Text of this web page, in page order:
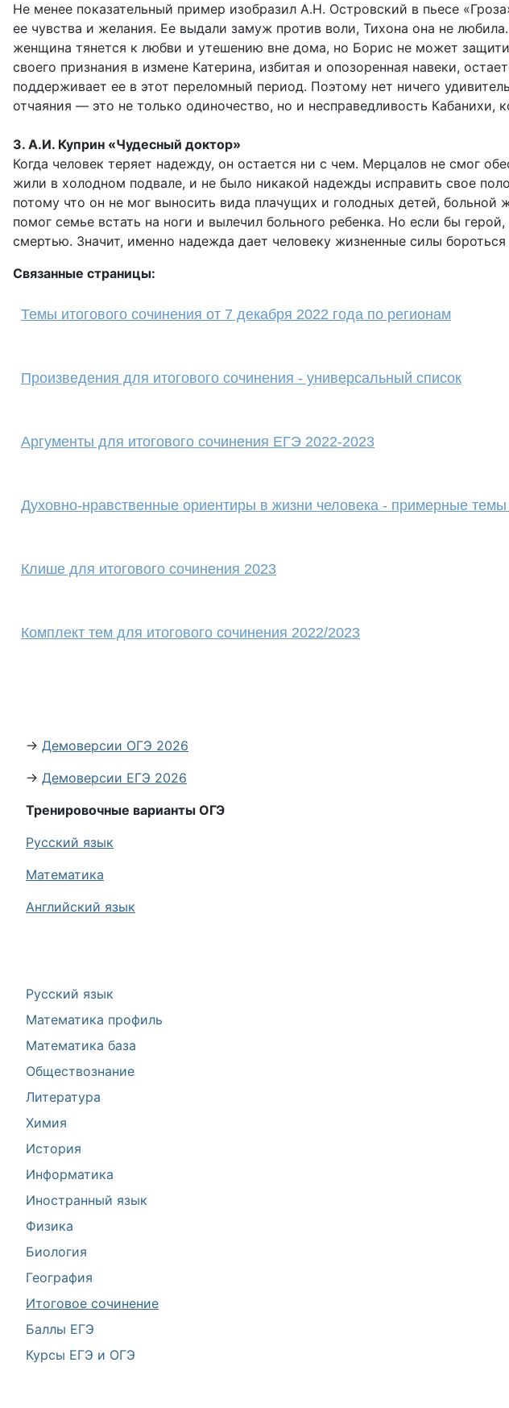
Русский язык
Математика профиль
Математика база
Обществознание
Литература
Химия
История
Информатика
Иностранный язык
Физика
Биология
География
Итоговое сочинение
Баллы ЕГЭ
Курсы ЕГЭ и ОГЭ
Не менее показательный пример изобразил А.Н. Островский в пьесе
ее чувства и желания. Ее выдали замуж против воли, Тихона она не
женщина тянется к любви и утешению вне дома, но Борис не может
своего признания в измене Катерина, избитая и опозоренная навеки,
поддерживает ее в этот переломный период. Поэтому нет ничего
отчаяния — это не только одиночество, но и несправедливость Кабанихи,
3. А.И. Куприн «Чудесный доктор»
Когда человек теряет надежду, он остается ни с чем. Мерцалов не смог
жили в холодном подвале, и не было никакой надежды исправить свое
потому что он не мог выносить вида плачущих и голодных детей,
помог семье встать на ноги и вылечил больного ребенка. Но если бы
смертью. Значит, именно надежда дает человеку жизненные силы
Связанные страницы:
Темы итогового сочинения от 7 декабря 2022 года по регионам
Произведения для итогового сочинения - универсальный список
Аргументы для итогового сочинения ЕГЭ 2022-2023
Духовно-нравственные ориентиры в жизни человека - примерные темы
Клише для итогового сочинения 2023
Комплект тем для итогового сочинения 2022/2023
→ Демоверсии ОГЭ 2026
→ Демоверсии ЕГЭ 2026
Тренировочные варианты ОГЭ
Русский язык
Математика
Английский язык